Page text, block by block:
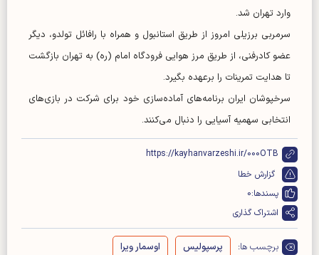
وارد تهران شد.
سرمربی برزیلی امروز از طریق استانبول و همراه با رافائل تولدو، دیگر
عضو کادرفنی، از طریق مرز هوایی فرودگاه امام (ره) به تهران بازگشت
تا هدایت تمرینات را برعهده بگیرد.
سرخپوشان ایران برنامه‌های آماده‌سازی خود برای شرکت در بازی‌های
انتخابی سهمیه آسیایی را دنبال می‌کنند.
https://kayhanvarzeshi.ir/000OTB
گزارش خطا
پسندها:0
اشتراک گذاری
برچسب ها: پرسپولیس اوسمار ویرا